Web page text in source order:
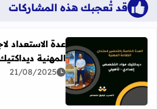
قد تُعجبك هذه المشاركات
اقرأ المزيد عن عدة
عدة الاستعداد
المهنية
21/08/2025